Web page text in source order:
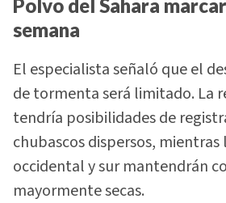
Polvo del Sahara
semana
El especialista señaló que el
de tormenta será limitado. La
tendría posibilidades de
chubascos dispersos,
occidental y sur mantendrán
mayormente secas.